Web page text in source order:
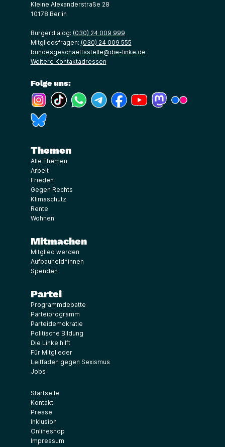
Kleine Alexanderstraße 28
10178 Berlin
Bürgerdialog: (030) 24 009 999
Mitgliedsfragen: (030) 24 009 555
bundesgeschaeftsstelle@die-linke.de
Weitere Kontaktadressen
Folge uns:
(Link öffnet ein neues Fenster)
(Link öffnet ein neues Fenster)
(Link öffnet ein neues Fenster)
(Link öffnet ein neues Fenster)
(Link öffnet ein neues Fenster)
(Link öffnet ein neues
(Link öffnet ein
Themen
Alle Themen
Arbeit
Frieden
Gegen Rechts
Klimaschutz
Rente
Wohnen
Mitmachen
Mitglied werden
Aufbauheld*innen
Spenden
Partei
Programmdebatte
Parteiprogramm
Parteidemokratie
Politische Bildung
Die Linke hilft
Für Mitglieder
Leitfaden gegen Sexismus
Jobs
Startseite
Kontakt
Presse
Inklusion
Onlineshop
Impressum